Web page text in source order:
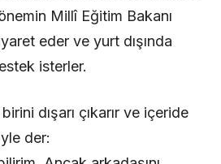
Millî Eğitim Bakanı
eder ve yurt dışında
isterler.
dışarı çıkarır ve içeride
der: